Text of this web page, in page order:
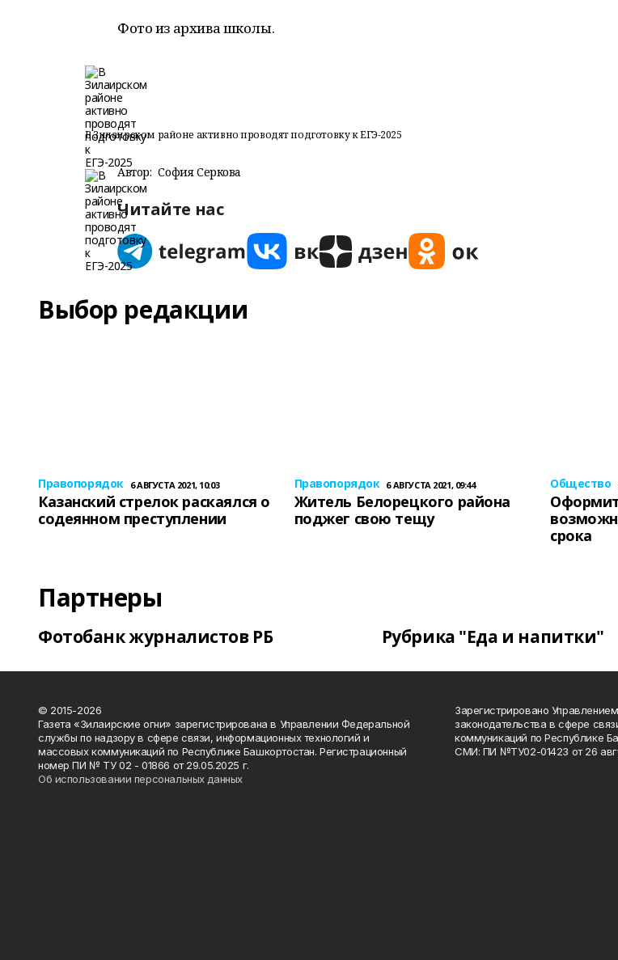
Фото из архива школы.
В Зилаирском районе активно проводят подготовку к ЕГЭ-2025
Автор: София Серкова
Читайте нас
Выбор редакции
Правопорядок 6 АВГУСТА 2021, 10:03
Казанский стрелок раскаялся о
содеянном преступлении
Правопорядок 6 АВГУСТА 2021, 09:44
Житель Белорецкого района
поджег свою тещу
Общество
срока
Партнеры
Фотобанк журналистов РБ Рубрика "Еда и напитки"
© 2015-2026
Газета «Зилаирские огни» зарегистрирована в Управлении Федеральной
службы по надзору в сфере связи, информационных технологий и
массовых коммуникаций по Республике Башкортостан. Регистрационный
номер ПИ № ТУ 02 - 01866 от 29.05.2025 г.
Об использовании персональных данных
Зарегистрировано
законодательства в сфере
коммуникаций по Республике
СМИ: ПИ №ТУ02-01423 от 26